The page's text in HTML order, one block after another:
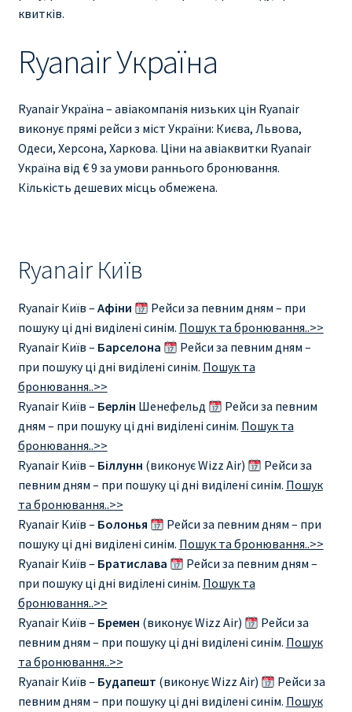
Ryanair изменить дату
Ryanair изменить фамилию
RYANAIR ИТАЛИЯ
RYANAIR КУПИТЬ БИЛЕТЫ ENGLISH
Ryanair ошибка в фамилии, имени
Ryanair пересадки
RYANAIR ПОДГОРИЦА, ЧЕРНОГОРИЯ
Ryanair Польша
RYANAIR ПОРТУГАЛИЯ
RYANAIR ПОСАДОЧНЫЙ ТАЛОН – BOARDING PASS
Ryanair Россия
RYANAIR ТЕЛЬ-АВИВ, ЭЙЛАТ, ИЗРАИЛЬ
RYANAIR УКРАИНА | АВИАБИЛЕТЫ ОТ €15
Ryanair Україна из Киева, Одессы, Львова, Харькова,
Херсона от € 15
квитків.
Ryanair Україна
Ryanair Україна – авіакомпанія низьких цін Ryanair
виконує прямі рейси з міст України: Києва, Львова,
Одеси, Херсона, Харкова. Ціни на авіаквитки Ryanair
Україна від € 9 за умови раннього бронювання.
Кількість дешевих місць обмежена.
Ryanair Київ
Ryanair Київ – Афіни
Рейси за певним дням – при
пошуку ці дні виділені синім. Пошук та бронювання..>>
Ryanair Київ – Барселона
Рейси за певним дням –
при пошуку ці дні виділені синім. Пошук та
бронювання..>>
Ryanair Київ – Берлін Шенефельд
Рейси за певним
дням – при пошуку ці дні виділені синім. Пошук та
бронювання..>>
Ryanair Київ – Біллунн (виконує Wizz Air)
Рейси за
певним дням – при пошуку ці дні виділені синім. Пошук
та бронювання..>>
Ryanair Київ – Болонья
Рейси за певним дням – при
пошуку ці дні виділені синім. Пошук та бронювання..>>
Ryanair Київ – Братислава
Рейси за певним дням –
при пошуку ці дні виділені синім. Пошук та
бронювання..>>
Ryanair Київ – Бремен (виконує Wizz Air)
Рейси за
певним дням – при пошуку ці дні виділені синім. Пошук
та бронювання..>>
Ryanair Київ – Будапешт (виконує Wizz Air)
Рейси за
певним дням – при пошуку ці дні виділені синім. Пошук